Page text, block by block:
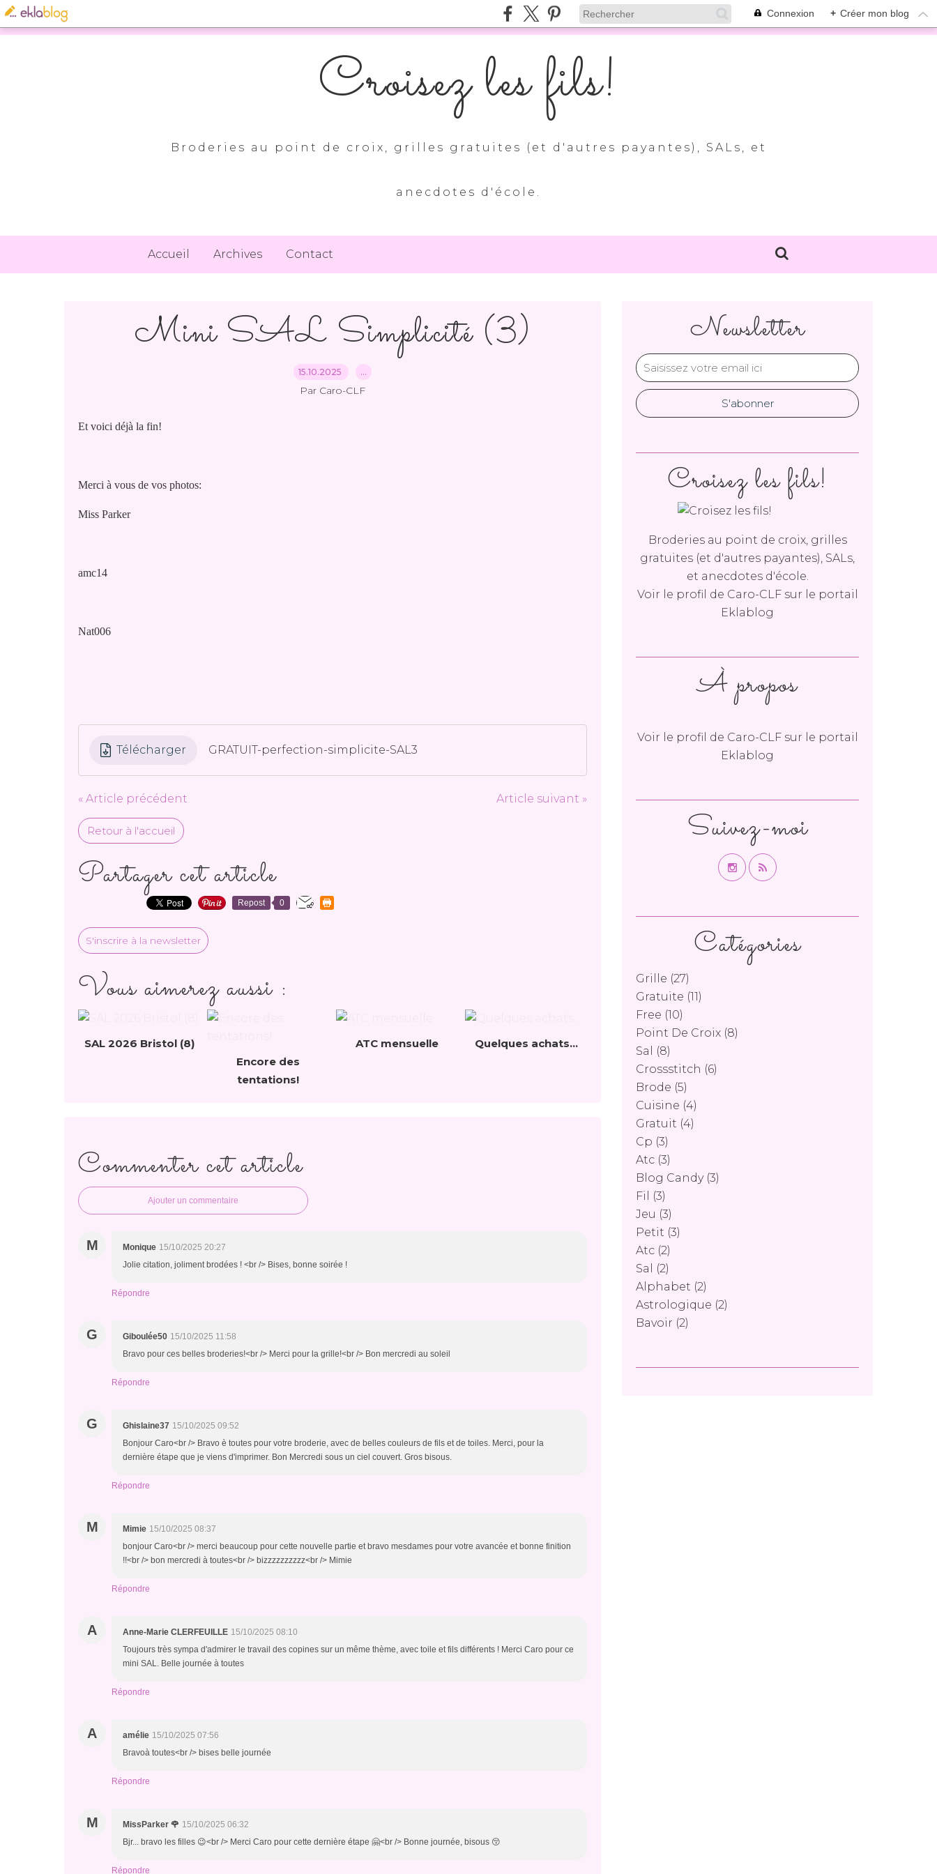
Connexion + Créer mon blog
Croisez les fils!
Broderies au point de croix, grilles gratuites (et d'autres payantes), SALs, et
anecdotes d'école.
Accueil Archives Contact
Mini SAL Simplicité (3)
15.10.2025 …
Par Caro-CLF
Et voici déjà la fin!
Merci à vous de vos photos:
Miss Parker
amc14
Nat006
Télécharger GRATUIT-perfection-simplicite-SAL3
« Article précédent Article suivant »
Retour à l'accueil
Partager cet article
Repost 0
S'inscrire à la newsletter
Vous aimerez aussi :
SAL 2026 Bristol (8)
Encore des
tentations!
ATC mensuelle Quelques achats...
Commenter cet article
Ajouter un commentaire
M Monique 15/10/2025 20:27
Jolie citation, joliment brodées ! <br /> Bises, bonne soirée !
Répondre
G Giboulée50 15/10/2025 11:58
Bravo pour ces belles broderies!<br /> Merci pour la grille!<br /> Bon mercredi au soleil
Répondre
G Ghislaine37 15/10/2025 09:52
Bonjour Caro<br /> Bravo è toutes pour votre broderie, avec de belles couleurs de fils et de toiles. Merci, pour la
dernière étape que je viens d'imprimer. Bon Mercredi sous un ciel couvert. Gros bisous.
Répondre
M Mimie 15/10/2025 08:37
bonjour Caro<br /> merci beaucoup pour cette nouvelle partie et bravo mesdames pour votre avancée et bonne finition
!!<br /> bon mercredi à toutes<br /> bizzzzzzzzzz<br /> Mimie
Répondre
A Anne-Marie CLERFEUILLE 15/10/2025 08:10
Toujours très sympa d'admirer le travail des copines sur un même thème, avec toile et fils différents ! Merci Caro pour ce
mini SAL. Belle journée à toutes
Répondre
A amélie 15/10/2025 07:56
Bravoà toutes<br /> bises belle journée
Répondre
M MissParker 🌹 15/10/2025 06:32
Bjr... bravo les filles 😉<br /> Merci Caro pour cette dernière étape 🤗<br /> Bonne journée, bisous 😚
Répondre
Newsletter
Catégories
Grille (27)
Gratuite (11)
Free (10)
Point De Croix (8)
Sal
(8)
Crossstitch (6)
Brode (5)
Cuisine (4)
Gratuit (4)
Cp (3)
Atc (3)
Blog Candy(3)
Fil
(3)
Jeu (3)
Petit (3)
Atc (2)
Sal
(2)
Alphabet (2)
Astrologique (2)
Bavoir (2)
Croisez les fils!
Broderies au point de croix, grilles
gratuites (et d'autres payantes), SALs,
et anecdotes d'école.
Voir le profil de Caro-CLFsur le portail
Eklablog
Suivez-moi
À propos
Voir le profil de Caro-CLFsur le portail
Eklablog